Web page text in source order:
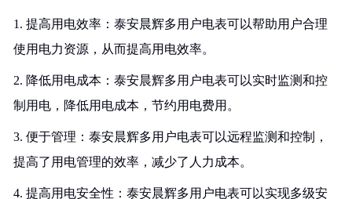
1. 提高用电效率：泰安晨辉多用户电表可以帮助用户合理
使用电力资源，从而提高用电效率。
2. 降低用电成本：泰安晨辉多用户电表可以实时监测和控
制用电，降低用电成本，节约用电费用。
3. 便于管理：泰安晨辉多用户电表可以远程监测和控制，
提高了用电管理的效率，减少了人力成本。
4. 提高用电安全性：泰安晨辉多用户电表可以实现多级安